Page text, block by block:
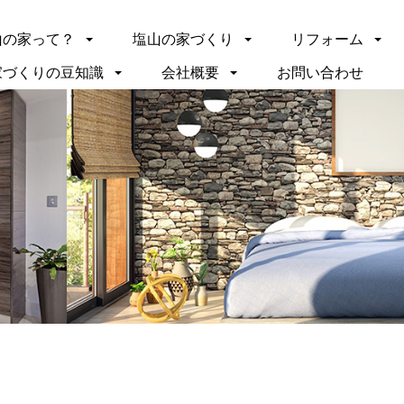
家って？ 塩山の家づくり
リフォーム
くりの豆知識
会社概要 お問い合わせ